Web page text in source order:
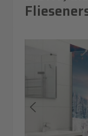
Bildergalerie